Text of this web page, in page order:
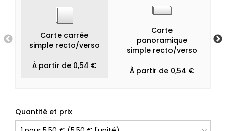
Carte carrée
simple recto/verso
À partir de 0,54 €
Carte
panoramique
simple recto/verso
À partir de 0,54 €
Quantité et prix